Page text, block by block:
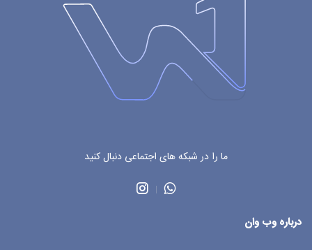
درباره وب وان
ما را در شبکه های اجتماعی دنبال کنید